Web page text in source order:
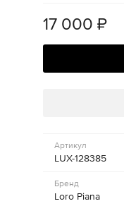
17 000 ₽
Артикул
LUX-128385
Бренд
Loro Piana